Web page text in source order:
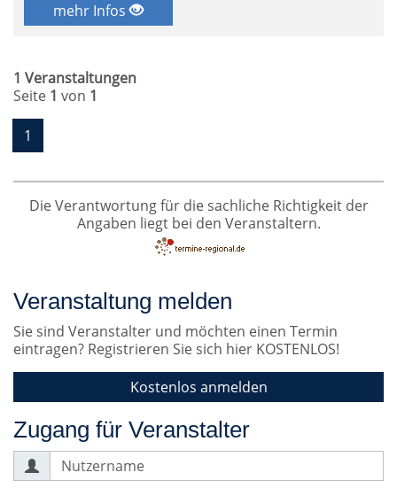
mehr Infos
1 Veranstaltungen
Seite 1 von 1
1
Die Verantwortung für die sachliche Richtigkeit der
Angaben liegt bei den Veranstaltern.
Veranstaltung melden
Sie sind Veranstalter und möchten einen Termin
eintragen? Registrieren Sie sich hier KOSTENLOS!
Kostenlos anmelden
Zugang für Veranstalter